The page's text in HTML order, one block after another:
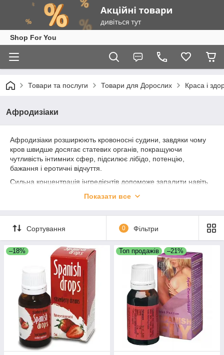
Shop For You
Товари та послуги Товари для Дорослих Краса і
Афродизіаки
Афродизіаки розширюють кровоносні судини, завдяки чому
кров швидше досягає статевих органів, покращуючи
чутливість інтимних сфер, підсилює лібідо, потенцію,
бажання і еротичні відчуття.
Сильна концентрація інгредієнтів допоможе запалити навіть
Унікальні секс краплі роблять сильний вплив на чоловіків,
тому жінки можуть отримати ще більше від еротичних
переживань, а чоловіки можуть відчути себе задоволеними.
Показати все
Сортування 0 Фільтри
–18% Топ продажів –21%